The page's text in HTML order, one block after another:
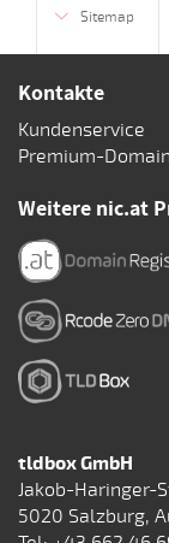
Sitemap
Kontakte
Kundenservice
Premium-
Weitere nic.at
tldbox GmbH
Jakob-Haringer-
5020 Salzburg,